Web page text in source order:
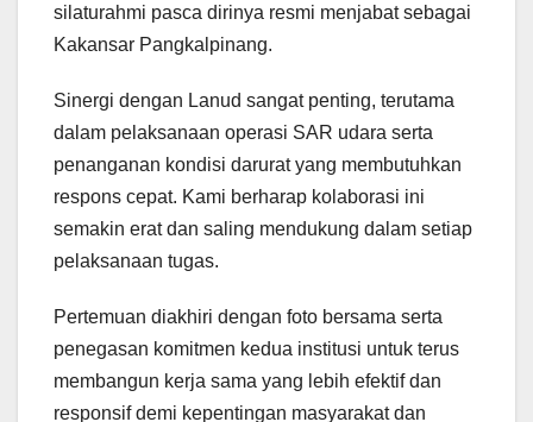
silaturahmi pasca dirinya resmi menjabat sebagai
Kakansar Pangkalpinang.
Sinergi dengan Lanud sangat penting, terutama
dalam pelaksanaan operasi SAR udara serta
penanganan kondisi darurat yang membutuhkan
respons cepat. Kami berharap kolaborasi ini
semakin erat dan saling mendukung dalam setiap
pelaksanaan tugas.
Pertemuan diakhiri dengan foto bersama serta
penegasan komitmen kedua institusi untuk terus
membangun kerja sama yang lebih efektif dan
responsif demi kepentingan masyarakat dan